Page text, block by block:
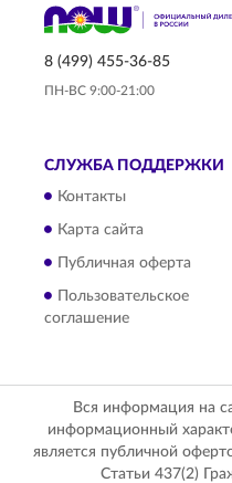
8 (499) 455-36-85
ПН-ВС 9:00-21:00
СЛУЖБА ПОДДЕРЖКИ
Контакты
Карта сайта
Публичная оферта
Пользовательское
соглашение
Вся информация на
информационный
является публичной
Статьи 437(2)